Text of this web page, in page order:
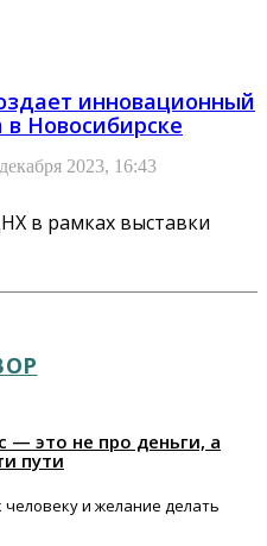
инновационный
Новосибирске
2023, 16:43
в рамках выставки
— это не про деньги, а
пути
и желание делать